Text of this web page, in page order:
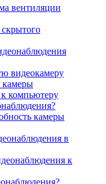
вентиляции
видеокамеру
камеры
компьютеру
камеры
в
к